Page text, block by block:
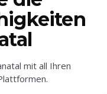
mit all Ihren